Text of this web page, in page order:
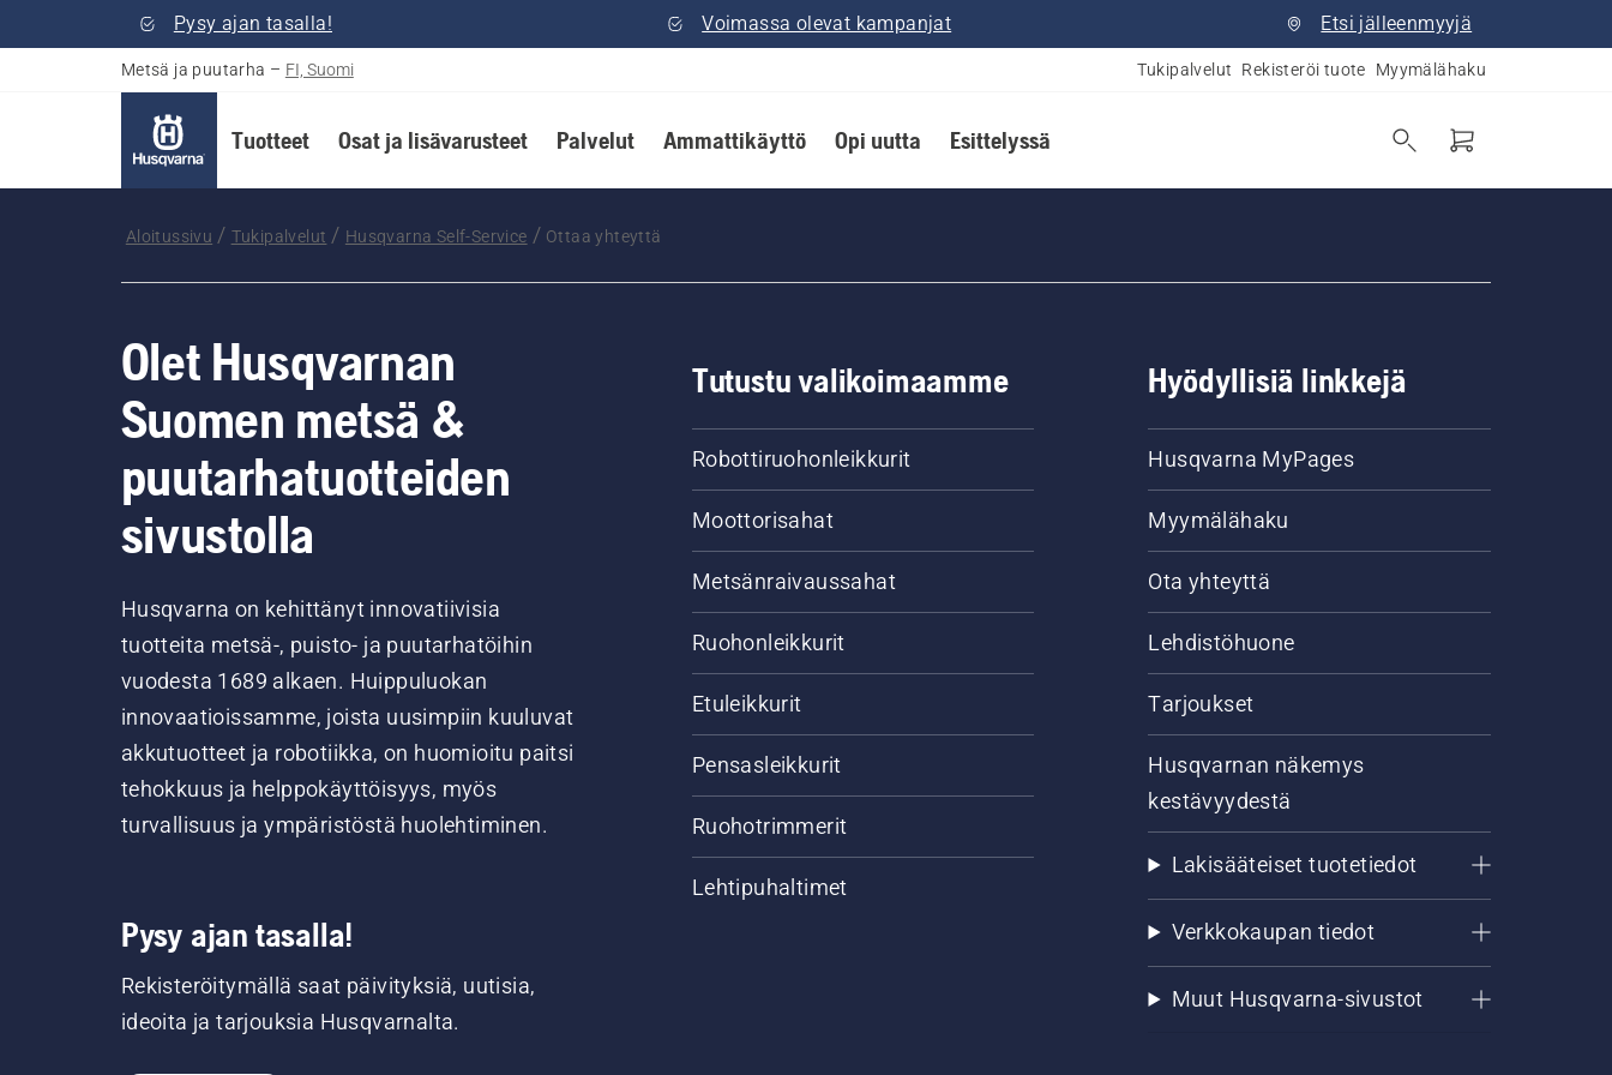
Pysy ajan tasalla! Voimassa olevat kampanjat Etsi jälleenmyyjä
Metsä ja puutarha – FI, Suomi Tukipalvelut Rekisteröi tuote Myymälähaku
Tuotteet Osat ja lisävarusteet Palvelut Ammattikäyttö Opi uutta Esittelyssä
Aloitussivu Tukipalvelut Husqvarna Self-Service Ottaa yhteyttä
Olet Husqvarnan
Suomen metsä &
puutarhatuotteiden
sivustolla
Husqvarna on kehittänyt innovatiivisia
tuotteita metsä-, puisto- ja puutarhatöihin
vuodesta 1689 alkaen. Huippuluokan
innovaatioissamme, joista uusimpiin kuuluvat
akkutuotteet ja robotiikka, on huomioitu paitsi
tehokkuus ja helppokäyttöisyys, myös
turvallisuus ja ympäristöstä huolehtiminen.
Pysy ajan tasalla!
Rekisteröitymällä saat päivityksiä, uutisia,
ideoita ja tarjouksia Husqvarnalta.
Tutustu valikoimaamme
Robottiruohonleikkurit
Moottorisahat
Metsänraivaussahat
Ruohonleikkurit
Etuleikkurit
Pensasleikkurit
Ruohotrimmerit
Lehtipuhaltimet
Hyödyllisiä linkkejä
Husqvarna MyPages
Myymälähaku
Ota yhteyttä
Lehdistöhuone
Tarjoukset
Husqvarnan näkemys
kestävyydestä
Lakisääteiset tuotetiedot
Verkkokaupan tiedot
Muut Husqvarna-sivustot